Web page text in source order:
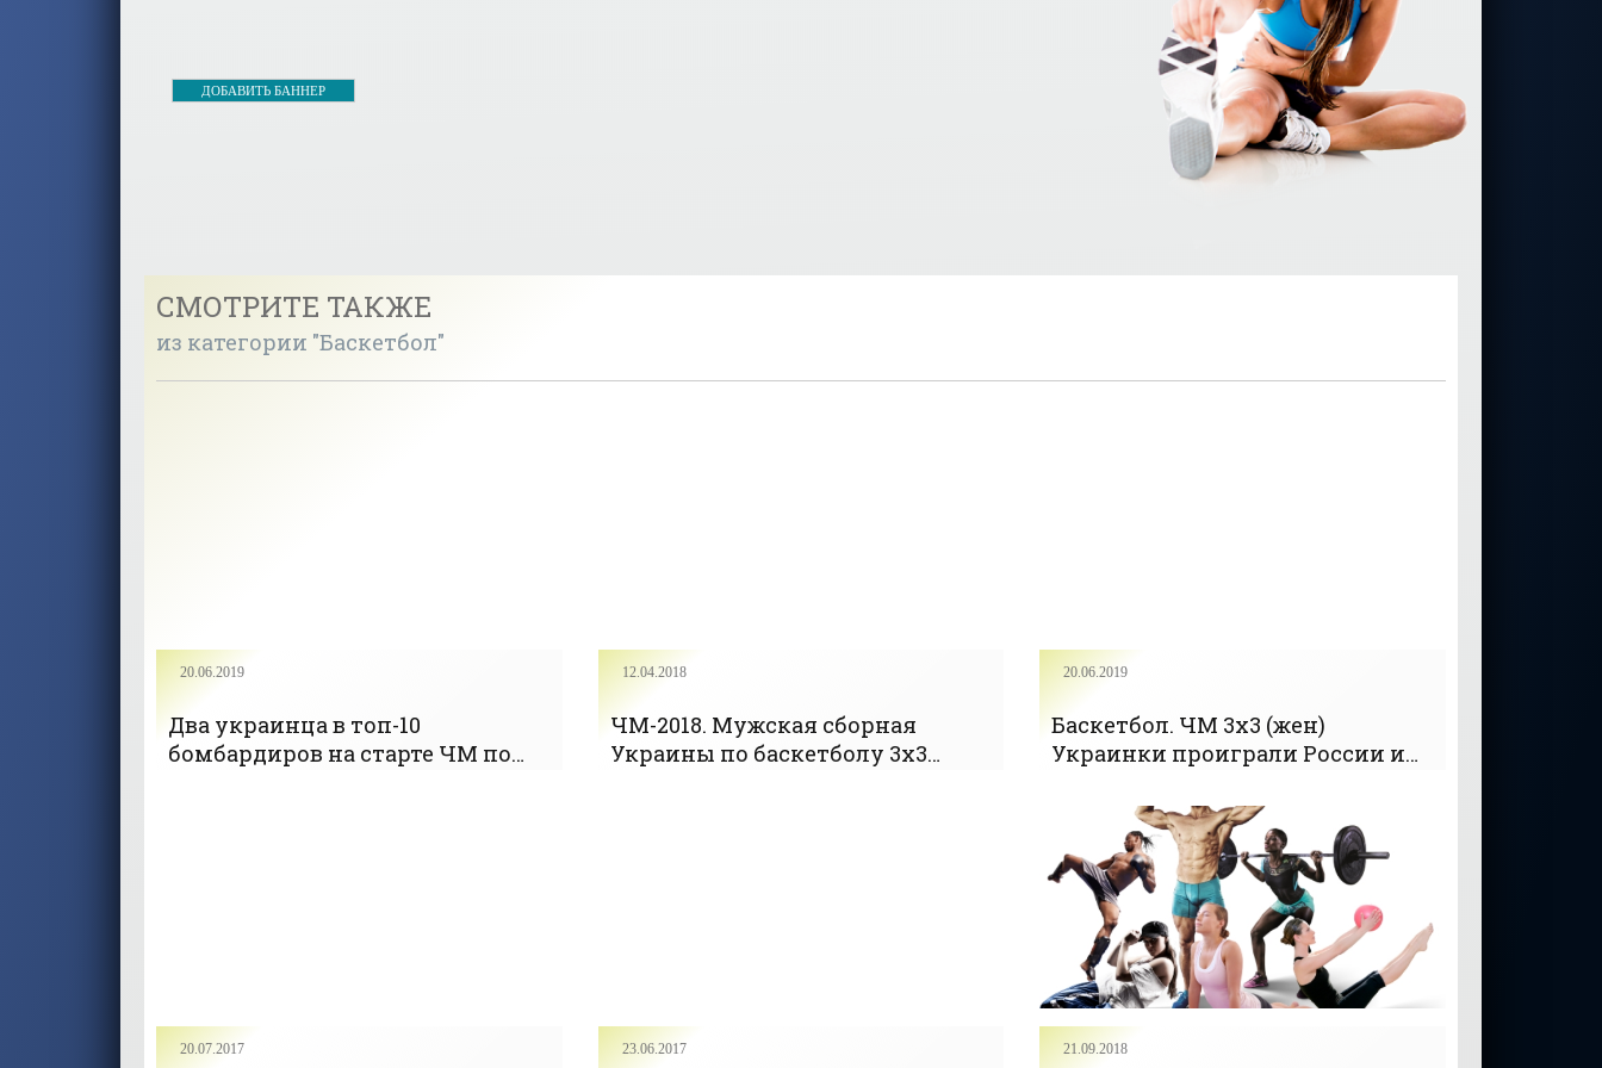
ДОБАВИТЬ БАННЕР
СМОТРИТЕ ТАКЖЕ
из категории "Баскетбол"
20.06.2019
Два украинца в топ-10
бомбардиров на старте ЧМ по
12.04.2018
ЧМ-2018. Мужская сборная
Украины по баскетболу 3х3
20.06.2019
Баскетбол. ЧМ 3х3 (жен)
Украинки проиграли России и
20.07.2017 23.06.2017 21.09.2018